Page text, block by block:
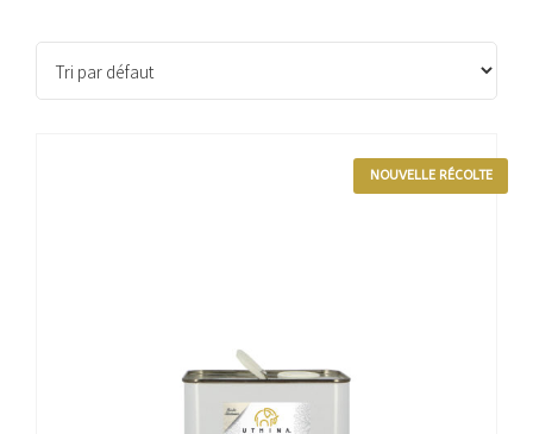
NOUVELLE RÉCOLTE